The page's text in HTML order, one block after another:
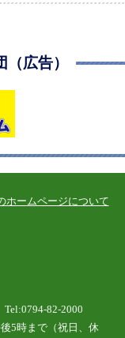
広告）
ホームページについて
82-2000
5時まで（祝日、休